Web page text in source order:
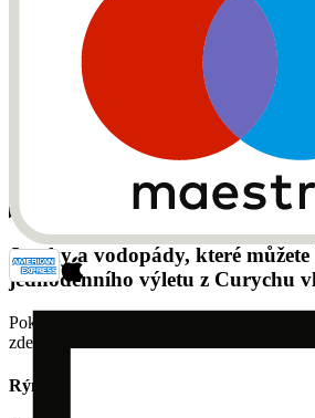
může být malé město, ale je bohaté na
poloze u jezera a výhledu na Rigi nabízí
město ukrývá zámek Zug a řadu dobře
také známý pro své třešně, a proto je
Jak naplánovat svůj dokonalý denní
Jezyky a vodopády, které můžete
jednodenního výletu z Curychu
Pokud hledáte jezero nebo vodopád, kde
zde několik krásných možností.
Rýnfallska vodopády